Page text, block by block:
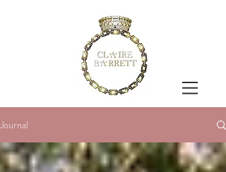
Journal